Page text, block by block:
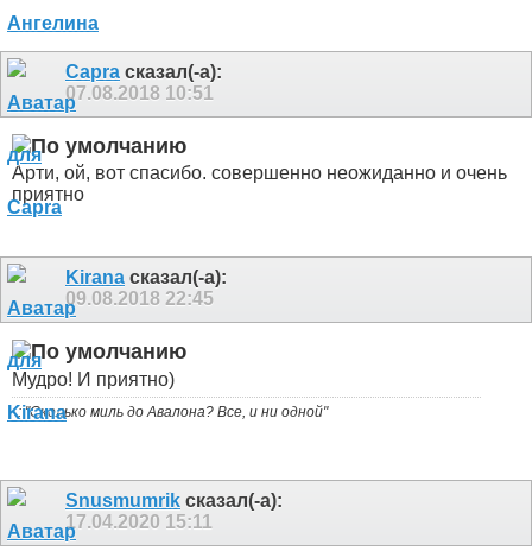
Capra сказал(-а):
07.08.2018 10:51
Арти, ой, вот спасибо. совершенно неожиданно и очень
приятно
Kirana сказал(-а):
09.08.2018 22:45
Мудро! И приятно)
: "Сколько миль до Авалона? Все, и ни одной"
Snusmumrik сказал(-а):
17.04.2020 15:11